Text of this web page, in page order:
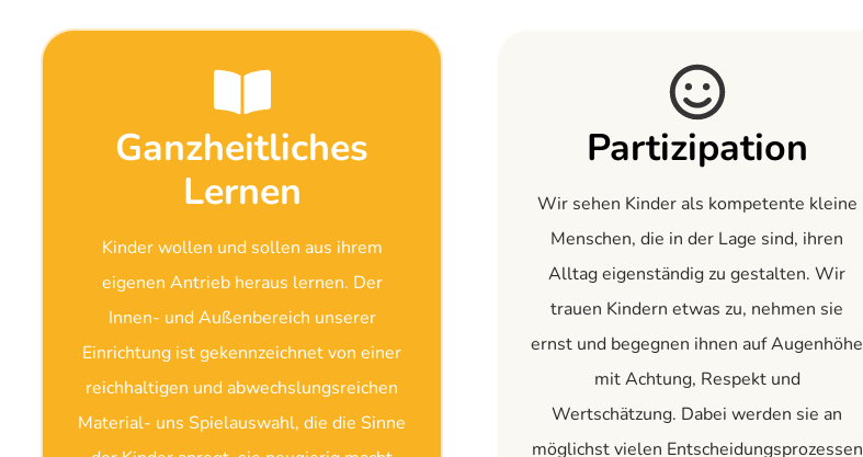
Ganzheitliches
Lernen
Kinder wollen und sollen aus ihrem
eigenen Antrieb heraus lernen. Der
Innen- und Außenbereich unserer
Einrichtung ist gekennzeichnet von einer
reichhaltigen und abwechslungsreichen
Material- uns Spielauswahl, die die Sinne
Partizipation
Wir sehen Kinder als kompetente kleine
Menschen, die in der Lage sind, ihren
Alltag eigenständig zu gestalten. Wir
trauen Kindern etwas zu, nehmen sie
ernst und begegnen ihnen auf Augenhöhe
mit Achtung, Respekt und
Wertschätzung. Dabei werden sie an
möglichst vielen Entscheidungsprozessen